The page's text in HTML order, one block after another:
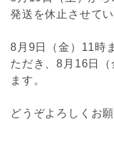
発送を休止させてい
8月9日（金）11時
ただき、8月16日
ます。
どうぞよろしくお